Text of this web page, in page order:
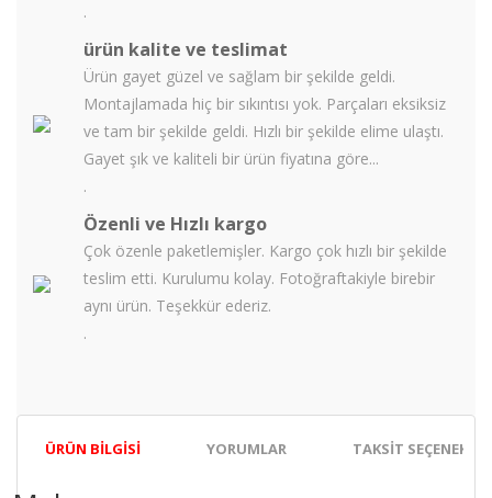
.
ürün kalite ve teslimat
Ürün gayet güzel ve sağlam bir şekilde geldi.
Montajlamada hiç bir sıkıntısı yok. Parçaları eksiksiz
ve tam bir şekilde geldi. Hızlı bir şekilde elime ulaştı.
Gayet şık ve kaliteli bir ürün fiyatına göre...
.
Özenli ve Hızlı kargo
Çok özenle paketlemişler. Kargo çok hızlı bir şekilde
teslim etti. Kurulumu kolay. Fotoğraftakiyle birebir
aynı ürün. Teşekkür ederiz.
.
ÜRÜN BILGISI YORUMLAR TAKSIT